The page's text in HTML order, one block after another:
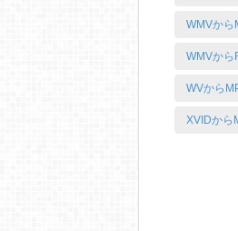
WMVから
WMVから
WVから
XVIDから